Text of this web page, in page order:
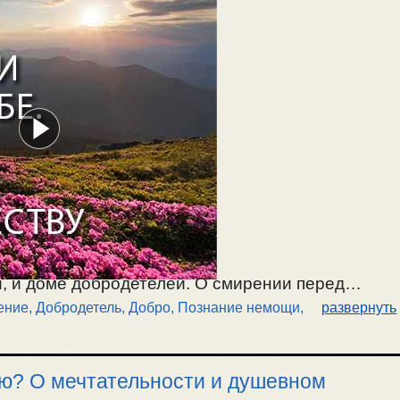
самонадеянности, и обращении его на
/ 17.01.2026.
и доме добродетелей. О смирении перед
добродетели были соединены со
О вменении себе и самоутверждении.
О познании своей немощи и спасении. О
, Добродетель, Добро, Познание немощи,
развернуть
О мечтательности и душевном